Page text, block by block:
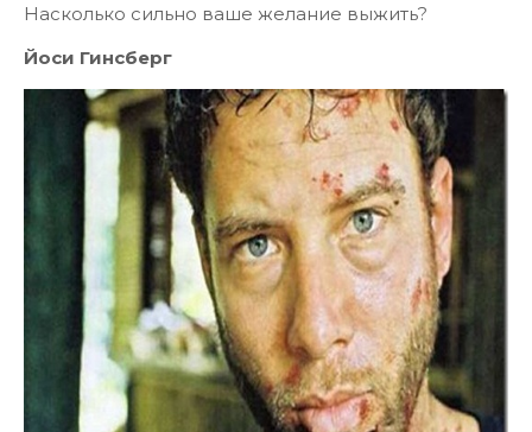
Насколько сильно ваше желание выжить?
Йоси Гинсберг